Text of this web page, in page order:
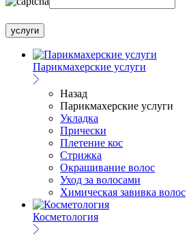
услуги
Парикмахерские услуги
Назад
Парикмахерские услуги
Укладка
Прически
Плетение кос
Стрижка
Окрашивание волос
Уход за волосами
Химическая завивка волос
Косметология